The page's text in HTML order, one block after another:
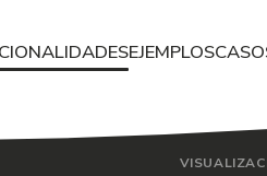
vivo y descubre cómo funciona
EJEMPLOS